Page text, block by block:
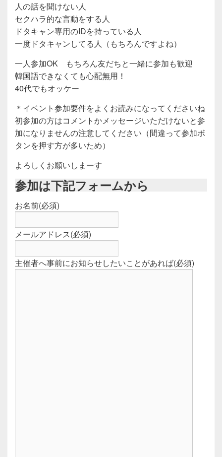
人の話を聞けない人
セクハラ的な言動をする人
ドタキャン専用のIDを持っている人
一度ドタキャンしてる人（もちろんですよね）
一人参加OK もちろん友だちと一緒に参加も歓迎
韓国語できなくても心配無用！
40代でもオッケー
＊イベント参加要件をよくお読みになってくださいね
初参加の方はコメントかメッセージいただけないと参
加になりませんの注意してください（間違って参加ボ
タンを押す方が多いため）
よろしくお願いしまーす
参加は下記フォームから
お名前(必須)
メールアドレス(必須)
主催者へ事前にお知らせしたいことがあれば(必須)